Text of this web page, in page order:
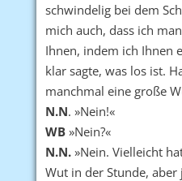
schwindelig bei dem
mich auch, dass ich
Ihnen, indem ich Ihnen
klar sagte, was los ist.
manchmal eine große
N.N. »Nein!«
WB»Nein?«
N.N.»Nein. Vielleicht
Wut in der Stunde,